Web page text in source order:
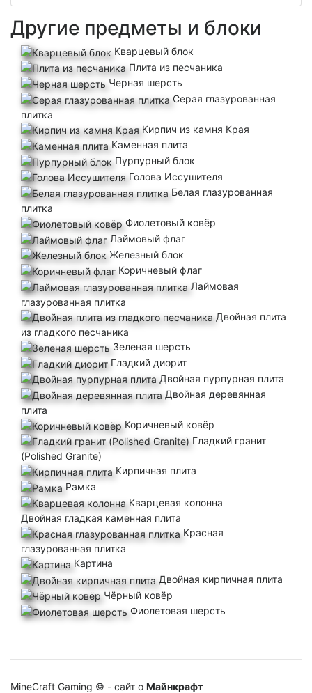
Необходимо:
2xСветло-серая шерсть
Другие предметы и блоки
Кварцевый блок
Плита из песчаника
Черная шерсть
Серая глазурованная
плитка
Кирпич из камня Края
Каменная плита
Пурпурный блок
Голова Иссушителя
Белая глазурованная
плитка
Фиолетовый ковёр
Лаймовый флаг
Железный блок
Коричневый флаг
Лаймовая
глазурованная плитка
Двойная плита
из гладкого песчаника
Зеленая шерсть
Гладкий диорит
Двойная пурпурная плита
Двойная деревянная
плита
Коричневый ковёр
Гладкий гранит
(Polished Granite)
Кирпичная плита
Рамка
Кварцевая колонна
Двойная гладкая каменная плита
Красная
глазурованная плитка
Картина
Двойная кирпичная плита
Чёрный ковёр
Фиолетовая шерсть
MineCraft Gaming © - сайт о Майнкрафт